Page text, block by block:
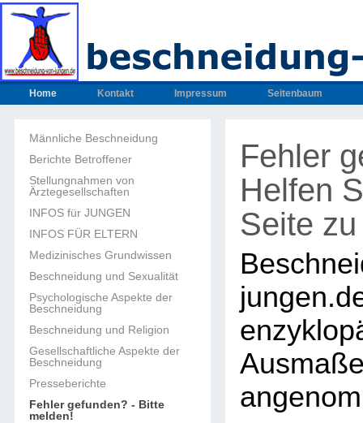
Home Kontakt Impressum Seitenbaum
Männliche Beschneidung
Berichte Betroffener
Stellungnahmen von
Ärztegesellschaften
INFOS für JUNGEN
INFOS FÜR ELTERN
Medizinisches Grundwissen
Beschneidung und Sexualität
Psychologische Aspekte der
Beschneidung
Beschneidung und Religion
Gesellschaftliche Aspekte der
Beschneidung
Presseberichte
Fehler gefunden? - Bitte
melden!
Fehler
Helfen
Seite